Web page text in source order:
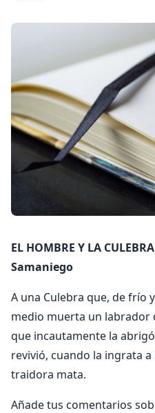
EL HOMBRE Y LA
Samaniego
A una Culebra que, de frío
medio muerta un labrador
que incautamente la
revivió, cuando la ingrata
traidora mata.
Añade tus comentarios